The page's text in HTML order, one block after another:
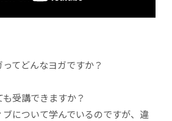
てどんなヨガですか？
受講できますか？
について学んでいるのですが、違